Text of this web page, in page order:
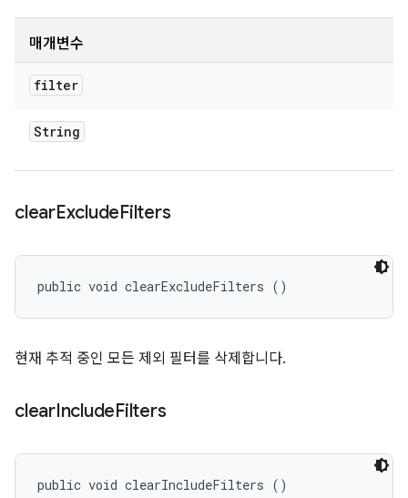
매개변수
filter
String
clearExcludeFilters
public void clearExcludeFilters ()
현재 추적 중인 모든 제외 필터를 삭제합니다.
clearIncludeFilters
public void clearIncludeFilters ()